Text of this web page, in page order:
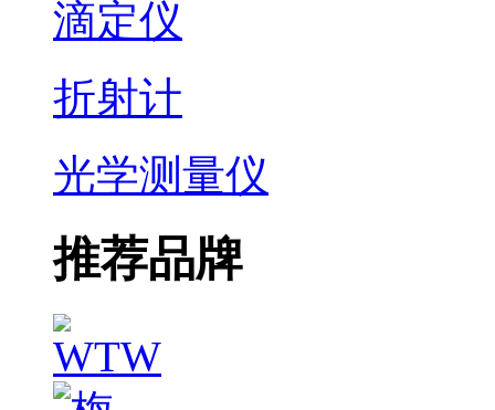
滴定仪
折射计
光学测量仪
推荐品牌